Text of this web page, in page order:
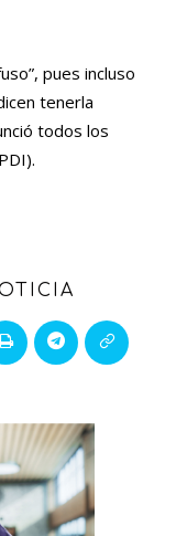
pues incluso
tenerla
todos los